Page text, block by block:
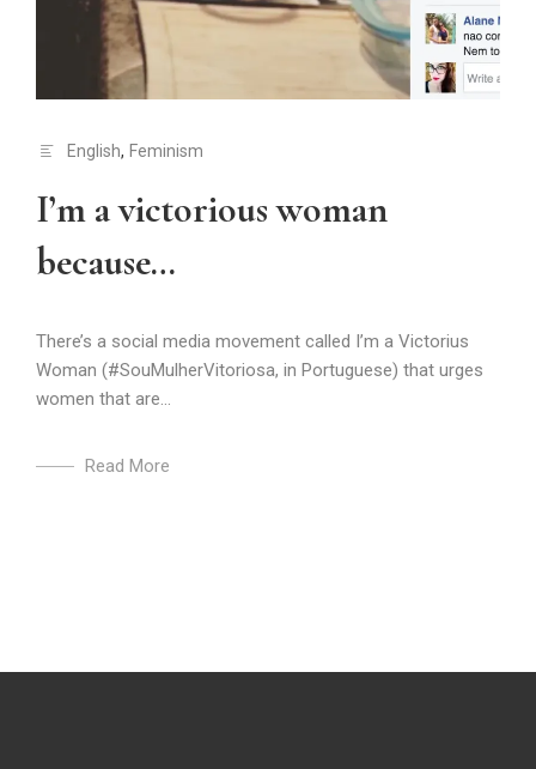
English, Feminism
I’m a victorious woman
because…
There’s a social media movement called I’m a Victorius
Woman (#SouMulherVitoriosa, in Portuguese) that urges
women that are...
Read More